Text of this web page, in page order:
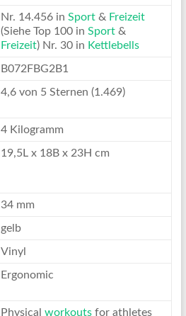
Nr. 14.456 in Sport& Freizeit
(Siehe Top 100 in Sport&
Freizeit) Nr. 30 in Kettlebells
B072FBG2B1
4,6 von 5 Sternen (1.469)
4 Kilogramm
19,5L x 18B x 23H cm
34 mm
gelb
Vinyl
Ergonomic
Physical workoutsfor athletes